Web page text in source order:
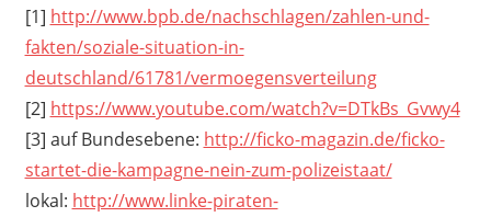
[1] http://www.bpb.de/nachschlagen/zahlen-und-
fakten/soziale-situation-in-
deutschland/61781/vermoegensverteilung
[2] https://www.youtube.com/watch?v=DTkBs_Gvwy4
[3] auf Bundesebene: http://ficko-magazin.de/ficko-
startet-die-kampagne-nein-zum-polizeistaat/
lokal: http://www.linke-piraten-